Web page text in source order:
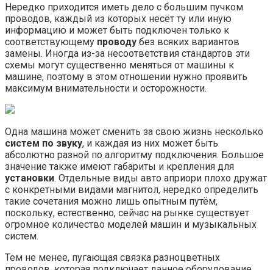
Нередко приходится иметь дело с большим пучком
проводов, каждый из которых несёт ту или иную
информацию и может быть подключен только к
соответствующему проводу без всяких вариантов
замены. Иногда из-за несоответствия стандартов эти
схемы могут существенно меняться от машины к
машине, поэтому в этом отношении нужно проявить
максимум внимательности и осторожности.
Одна машина может сменить за свою жизнь несколько
систем по звуку, и каждая из них может быть
абсолютно разной по алгоритму подключения. Большое
значение также имеют габариты и крепления для
установки. Отдельные виды авто априори плохо дружат
с конкретными видами магнитол, нередко определить
такие сочетания можно лишь опытным путём,
поскольку, естественно, сейчас на рынке существует
огромное количество моделей машин и музыкальных
систем.
Тем не менее, пугающая связка разноцветных